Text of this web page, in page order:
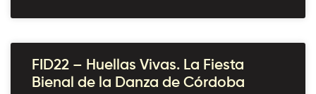
FID22 – Huellas Vivas. La Fiesta
Bienal de la Danza de Córdoba